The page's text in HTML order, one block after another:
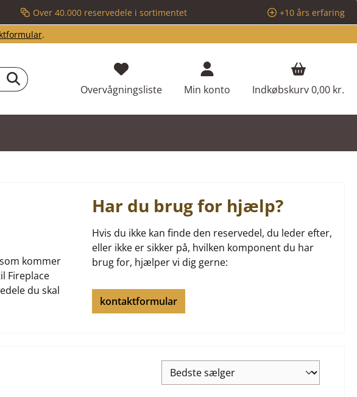
Over 40.000 reservedele i sortimentet
+10 års erfaring
.
OvervågningslisteDu har 0 ønskeliste varer
Min konto Indkøbskurv0,00 kr.
kommer
Fireplace
du skal
Har du brug for hjælp?
Hvis du ikke kan finde den reservedel, du leder efter,
eller ikke er sikker på, hvilken komponent du har
brug for, hjælper vi dig gerne:
kontaktformular